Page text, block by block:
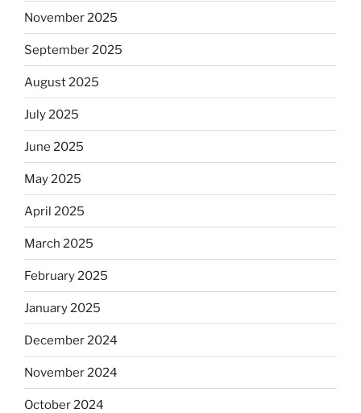
November 2025
September 2025
August 2025
July 2025
June 2025
May 2025
April 2025
March 2025
February 2025
January 2025
December 2024
November 2024
October 2024